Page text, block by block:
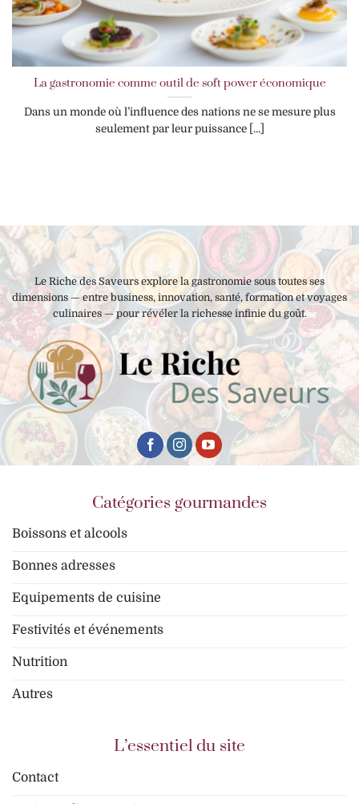
La gastronomie comme outil de soft power économique
Dans un monde où l’influence des nations ne se mesure plus
seulement par leur puissance [...]
Le Riche des Saveurs explore la gastronomie sous toutes ses
dimensions — entre business, innovation, santé, formation et voyages
culinaires — pour révéler la richesse infinie du goût.
Catégories gourmandes
Boissons et alcools
Bonnes adresses
Equipements de cuisine
Festivités et événements
Nutrition
Autres
L’essentiel du site
Contact